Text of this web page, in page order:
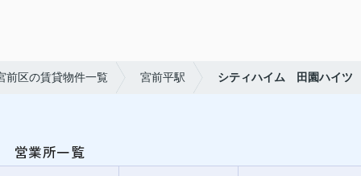
前区の賃貸物件一覧 宮前平駅 シティハイム 田園ハイツ
営業所一覧